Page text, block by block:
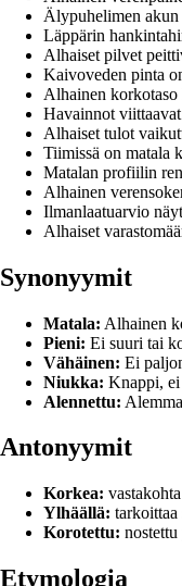
Älypuhelimen akun
Läppärin
Alhaiset pilvet
Kaivoveden pinta
Alhainen korkotaso
Havainnot
Alhaiset tulot
Tiimissä on matala
Matalan profiilin
Alhainen
Ilmanlaatuarvio
Alhaiset
Synonyymit
Matala: Alhainen
Pieni: Ei suuri tai
Vähäinen: Ei
Niukka: Knappi, ei
Alennettu:
Antonyymit
Korkea:
Ylhäällä:
Korotettu:
Etymologia